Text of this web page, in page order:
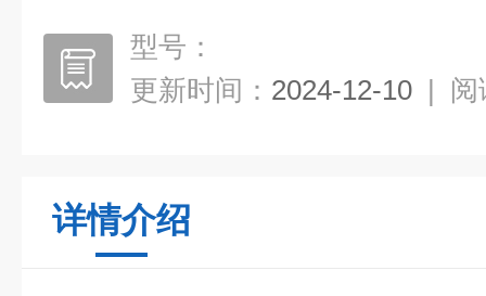
型号：
更新时间： 2024-12-10 | 阅
详情介绍